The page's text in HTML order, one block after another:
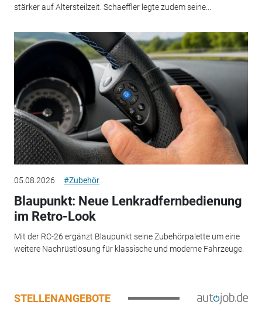
stärker auf Altersteilzeit. Schaeffler legte zudem seine...
05.08.2026 #Zubehör
Blaupunkt: Neue Lenkradfernbedienung
im Retro-Look
Mit der RC-26 ergänzt Blaupunkt seine Zubehörpalette um eine
weitere Nachrüstlösung für klassische und moderne Fahrzeuge.
STELLENANGEBOTE